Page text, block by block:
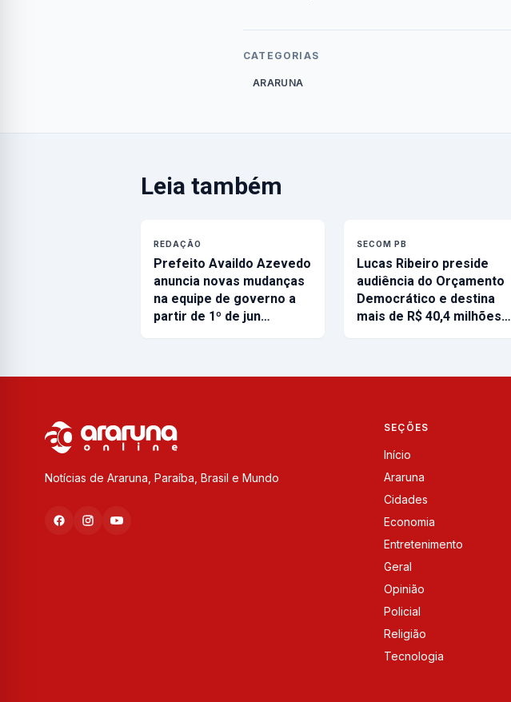
CATEGORIAS
ARARUNA
Leia também
REDAÇÃO
Prefeito Availdo Azevedo
anuncia novas mudanças
na equipe de governo a
partir de 1º de jun…
SECOM PB
Lucas Ribeiro preside
audiência do Orçamento
Democrático e destina
mais de R$ 40,4 milhões…
Notícias de Araruna, Paraíba, Brasil e Mundo
SEÇÕES
Início
Araruna
Cidades
Economia
Entretenimento
Geral
Opinião
Policial
Religião
Tecnologia